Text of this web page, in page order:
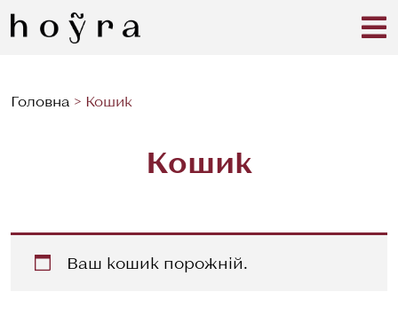
Головна > Кошик
Кошик
Ваш кошик порожній.